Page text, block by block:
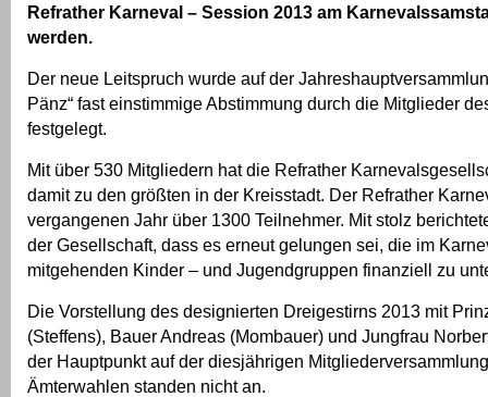
Refrather Karneval – Session 2013 am
werden.
Der neue Leitspruch wurde auf der
Pänz“ fast einstimmige Abstimmung durch die Mitglieder
festgelegt.
Mit über 530 Mitgliedern hat die Refrather
damit zu den größten in der Kreisstadt. Der Refrather
vergangenen Jahr über 1300 Teilnehmer. Mit stolz
der Gesellschaft, dass es erneut gelungen sei, die im
mitgehenden Kinder – und Jugendgruppen finanziell zu
Die Vorstellung des designierten Dreigestirns 2013 mit
(Steffens), Bauer Andreas (Mombauer) und Jungfrau
der Hauptpunkt auf der diesjährigen
Ämterwahlen standen nicht an.